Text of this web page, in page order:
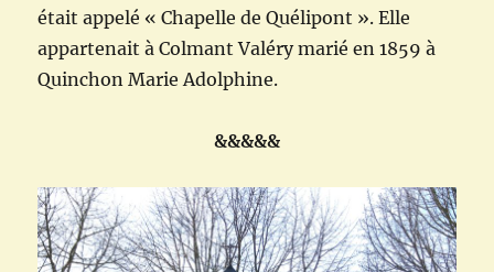
était appelé « Chapelle de Quélipont ». Elle
appartenait à Colmant Valéry marié en 1859 à
Quinchon Marie Adolphine.
&&&&&